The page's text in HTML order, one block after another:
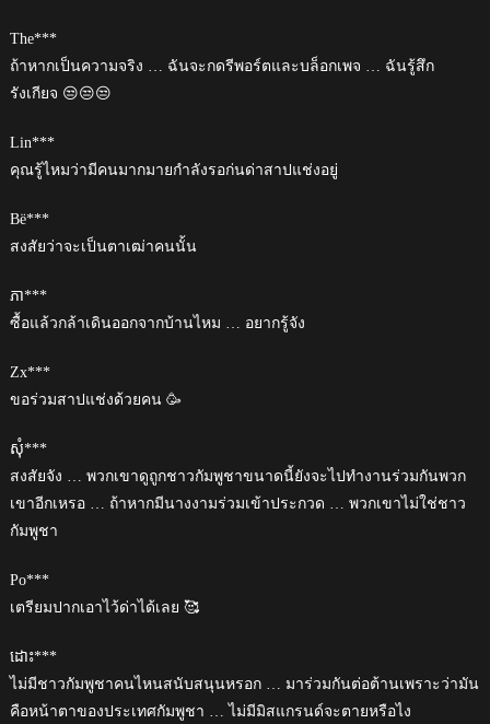
The***
ถ้าหากเป็นความจริง … ฉันจะกดรีพอร์ตและบล็อกเพจ … ฉันรู้สึก
รังเกียจ 😒😒😒
Lin***
คุณรู้ไหมว่ามีคนมากมายกำลังรอก่นด่าสาปแช่งอยู่
Bë***
สงสัยว่าจะเป็นตาเฒ่าคนนั้น
ភា***
ซื้อแล้วกล้าเดินออกจากบ้านไหม … อยากรู้จัง
Zx***
ขอร่วมสาปแช่งด้วยคน 🥳
សុំ***
สงสัยจัง … พวกเขาดูถูกชาวกัมพูชาขนาดนี้ยังจะไปทำงานร่วมกันพวก
เขาอีกเหรอ … ถ้าหากมีนางงามร่วมเข้าประกวด … พวกเขาไม่ใช่ชาว
กัมพูชา
Po***
เตรียมปากเอาไว้ด่าได้เลย 🥰
ដោះ***
ไม่มีชาวกัมพูชาคนไหนสนับสนุนหรอก … มาร่วมกันต่อต้านเพราะว่ามัน
คือหน้าตาของประเทศกัมพูชา … ไม่มีมิสแกรนด์จะตายหรือไง